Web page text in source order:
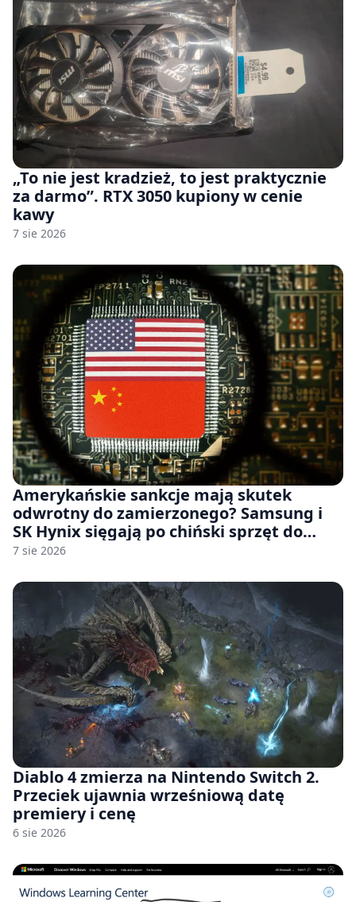
„To nie jest kradzież, to jest praktycznie
za darmo”. RTX 3050 kupiony w cenie
kawy
7 sie 2026
Amerykańskie sankcje mają skutek
odwrotny do zamierzonego? Samsung i
SK Hynix sięgają po chiński sprzęt do
fabryk chipów
7 sie 2026
Diablo 4 zmierza na Nintendo Switch 2.
Przeciek ujawnia wrześniową datę
premiery i cenę
6 sie 2026